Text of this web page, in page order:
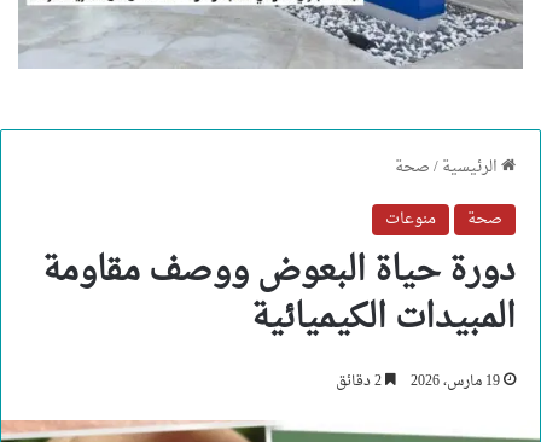
الرئيسية/صحة
صحة
منوعات
دورة حياة البعوض ووصف مقاومة
المبيدات الكيميائية
19 مارس، 2026